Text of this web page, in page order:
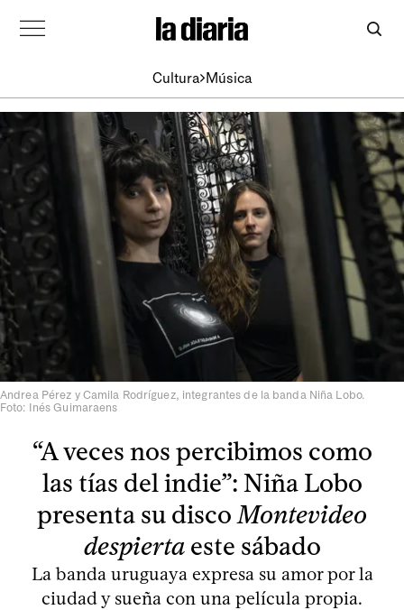
Cultura Música
Andrea Pérez y Camila Rodríguez, integrantes de la banda Niña Lobo.
Foto: Inés Guimaraens
“A veces nos percibimos como
las tías del indie”: Niña Lobo
presenta su disco Montevideo
despiertaeste sábado
La banda uruguaya expresa su amor por la
ciudad y sueña con una película propia.